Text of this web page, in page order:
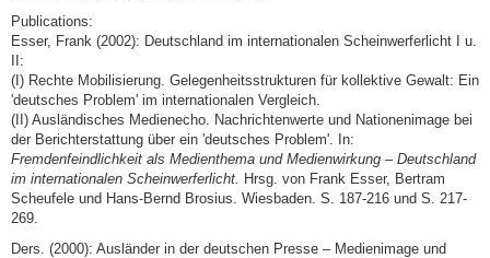
Publications:
Esser, Frank (2002): Deutschland im internationalen Scheinwerferlicht I u.
II:
(I) Rechte Mobilisierung. Gelegenheitsstrukturen für kollektive Gewalt: Ein
'deutsches Problem' im internationalen Vergleich.
(II) Ausländisches Medienecho. Nachrichtenwerte und Nationenimage bei
der Berichterstattung über ein 'deutsches Problem'. In:
Fremdenfeindlichkeit als Medienthema und Medienwirkung – Deutschland
im internationalen Scheinwerferlicht. Hrsg. von Frank Esser, Bertram
Scheufele und Hans-Bernd Brosius. Wiesbaden. S. 187-216 und S. 217-
269.
Ders. (2000): Ausländer in der deutschen Presse – Medienimage und